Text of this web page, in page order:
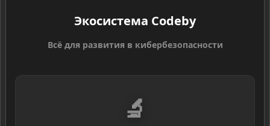
Экосистема Codeby
Всё для развития в кибербезопасности
🔬